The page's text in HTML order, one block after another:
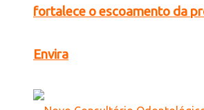
fortalece o escoamento da
Envira